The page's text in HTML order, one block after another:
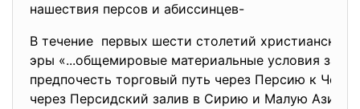
нашествия персов и абиссинцев-
В течение первых шести столетий христианской
эры «...общемировые материальные условия
предпочесть торговый путь через Персию к
через Персидский залив в Сирию и Малую Азию